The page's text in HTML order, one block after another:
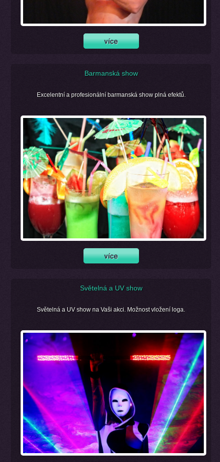
Barmanská show
Excelentní a profesionální barmanská show plná efektů.
Světelná a UV show
Světelná a UV show na Vaši akci. Možnost vložení loga.